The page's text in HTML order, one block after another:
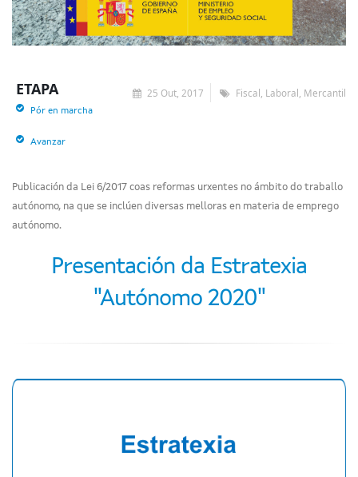
25 Out, 2017 Fiscal, Laboral, Mercantil
ETAPA
Pór en marcha
Avanzar
Publicación da Lei 6/2017 coas reformas urxentes no ámbito do traballo
autónomo, na que se inclúen diversas melloras en materia de emprego
autónomo.
Presentación da Estratexia
"Autónomo 2020"